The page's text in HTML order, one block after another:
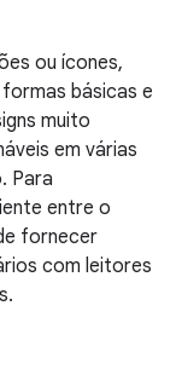
ou ícones,
básicas e
muito
em várias
Para
entre o
fornecer
com leitores